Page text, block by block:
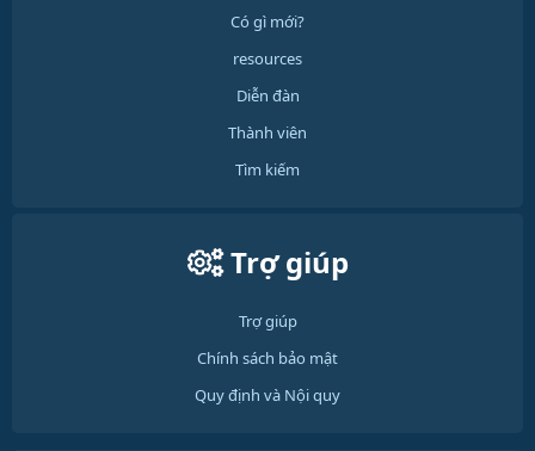
Có gì mới?
resources
Diễn đàn
Thành viên
Tìm kiếm
Trợ giúp
Trợ giúp
Chính sách bảo mật
Quy định và Nội quy